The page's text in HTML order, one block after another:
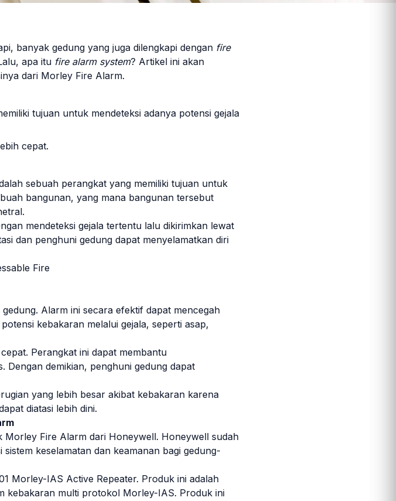
banyak gedung yang juga dilengkapi dengan fire
apa itu fire alarm system? Artikel ini akan
dari Morley Fire Alarm.
tujuan untuk mendeteksi adanya potensi gejala
cepat.
sebuah perangkat yang memiliki tujuan untuk
bangunan, yang mana bangunan tersebut
mendeteksi gejala tertentu lalu dikirimkan lewat
dan penghuni gedung dapat menyelamatkan diri
Fire
Alarm ini secara efektif dapat mencegah
kebakaran melalui gejala, seperti asap,
Perangkat ini dapat membantu
Dengan demikian, penghuni gedung dapat
yang lebih besar akibat kebakaran karena
diatasi lebih dini.
Morley Fire Alarm dari Honeywell. Honeywell sudah
keselamatan dan keamanan bagi gedung-
Morley-IAS Active Repeater. Produk ini adalah
kebakaran multi protokol Morley-IAS. Produk ini